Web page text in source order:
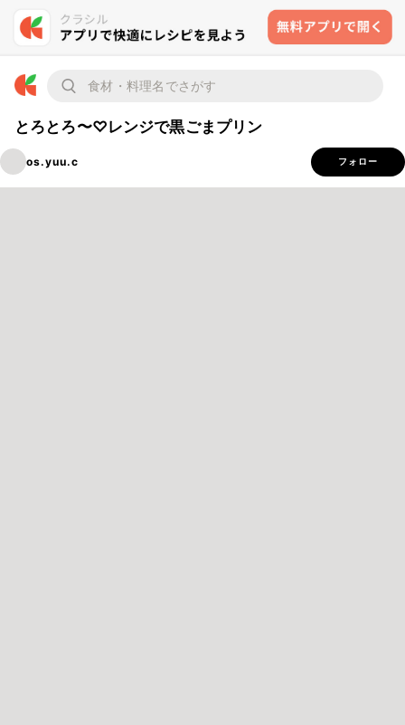
とろとろ〜♡レンジで黒ごまプリン
os.yuu.c フォロー